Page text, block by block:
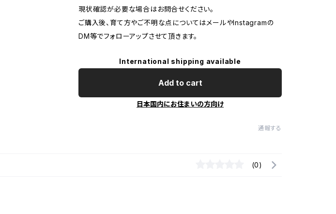
現状確認が必要な場合はお問合せください。
ご購入後、育て方やご不明な点についてはメールやInstagramの
DM等でフォローアップさせて頂きます。
International shipping available
Add to cart
日本国内にお住まいの方向け
通報する
(0)